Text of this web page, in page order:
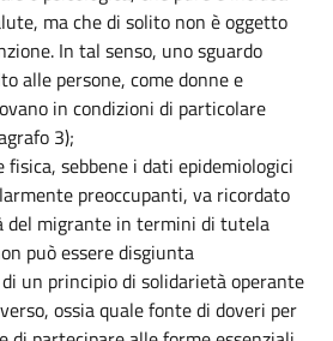
ma che di solito non è oggetto
In tal senso, uno sguardo
alle persone, come donne e
in condizioni di particolare
3);
sebbene i dati epidemiologici
preoccupanti, va ricordato
del migrante in termini di tutela
può essere disgiunta
un principio di solidarietà operante
ossia quale fonte di doveri per